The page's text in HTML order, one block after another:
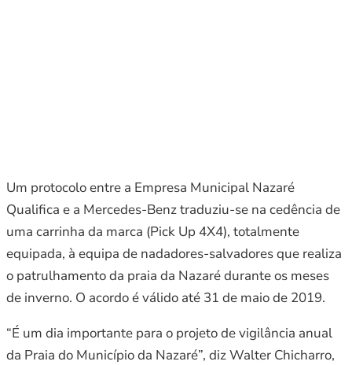
Um protocolo entre a Empresa Municipal Nazaré
Qualifica e a Mercedes-Benz traduziu-se na cedência de
uma carrinha da marca (Pick Up 4X4), totalmente
equipada, à equipa de nadadores-salvadores que realiza
o patrulhamento da praia da Nazaré durante os meses
de inverno. O acordo é válido até 31 de maio de 2019.
“É um dia importante para o projeto de vigilância anual
da Praia do Município da Nazaré”, diz Walter Chicharro,